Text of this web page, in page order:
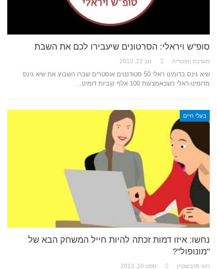
סופ"ש ויראלי: הסרטונים שיעבירו לכם את השבת
מערכת הפטריה נוב 22, 2013
שיא גינס בדומינו ראלי 50 סטודנטים אוסטרים שברו השבוע את שיא גינס
מדומינו-ראלי כשבאמצעות 100 אלף קוביות דומינו…
בעלי חיים
נחשו: איזו דמות זכתה להיות חייל המשחק הבא של
"מונופול"?
רועי פרבשטיין ספט 10, 2013